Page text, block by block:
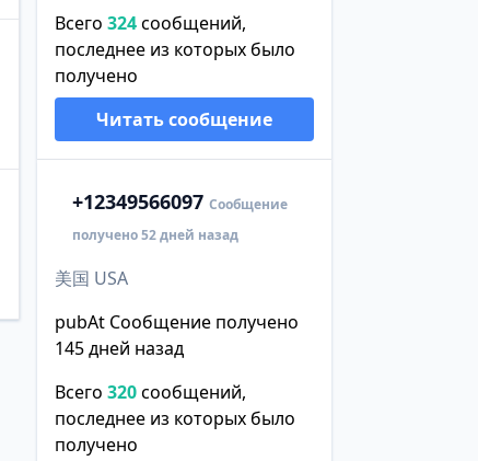
Всего 324сообщений,
последнее из которых было
получено
Читать сообщение
+12349566097 Сообщение
получено 52 дней назад
美国 USA
pubAt Сообщение получено
145 дней назад
Всего 320сообщений,
последнее из которых было
получено